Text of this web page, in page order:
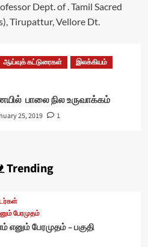
Dept. of . Tamil Sacred
Tirupattur, Vellore Dt.
ஆய்வுக் கட்டுரைகள்
இலக்கியம்
பாலை நில உருவாக்கம்
25, 2019 1
Trending
பேரமுதம்
எனும் பேரமுதம் – பகுதி